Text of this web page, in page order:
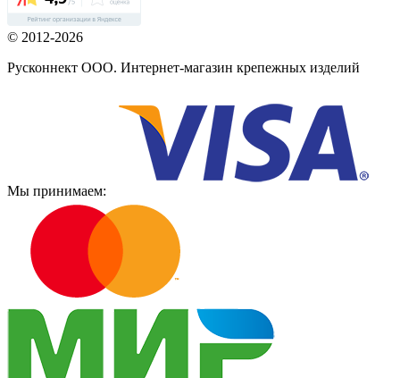
© 2012-2026
Русконнект ООО. Интернет-магазин крепежных изделий
Мы принимаем: